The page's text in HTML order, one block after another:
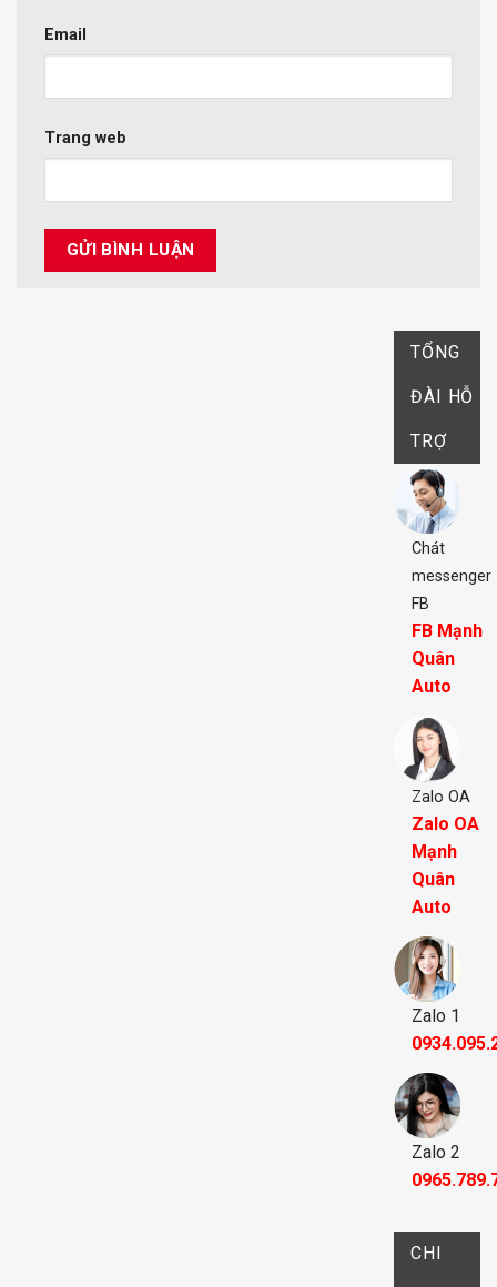
Email
Trang web
TỔNG
ĐÀI HỖ
TRỢ
Chát
messenger
FB
FB Mạnh
Quân
Auto
Zalo OA
Zalo OA
Mạnh
Quân
Auto
Zalo 1
Zalo 2
CHI